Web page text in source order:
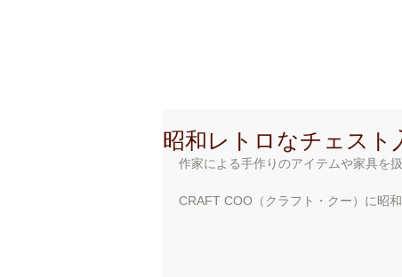
昭和レトロなチェスト
作家による手作りのアイテムや家具を
CRAFT COO（クラフト・クー）に昭